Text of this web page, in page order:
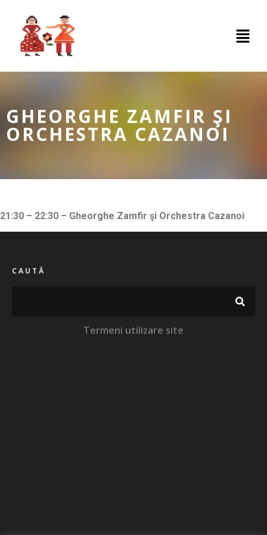
GHEORGHE ZAMFIR ŞI
ORCHESTRA CAZANOI
21:30 – 22:30 – Gheorghe Zamfir şi Orchestra Cazanoi
CAUTĂ
Termeni utilizare site